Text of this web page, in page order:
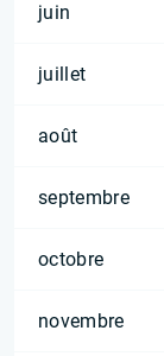
juin
juillet
août
septembre
octobre
novembre